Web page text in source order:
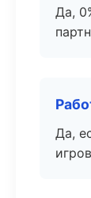
Да,
Да,